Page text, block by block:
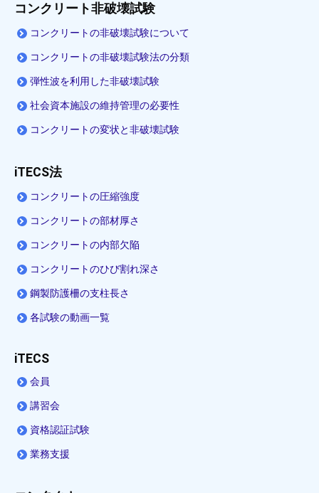
コンクリート非破壊試験
コンクリートの非破壊試験について
コンクリートの非破壊試験法の分類
弾性波を利用した非破壊試験
社会資本施設の維持管理の必要性
コンクリートの変状と非破壊試験
iTECS法
コンクリートの圧縮強度
コンクリートの部材厚さ
コンクリートの内部欠陥
コンクリートのひび割れ深さ
鋼製防護柵の支柱長さ
各試験の動画一覧
iTECS
会員
講習会
資格認証試験
業務支援